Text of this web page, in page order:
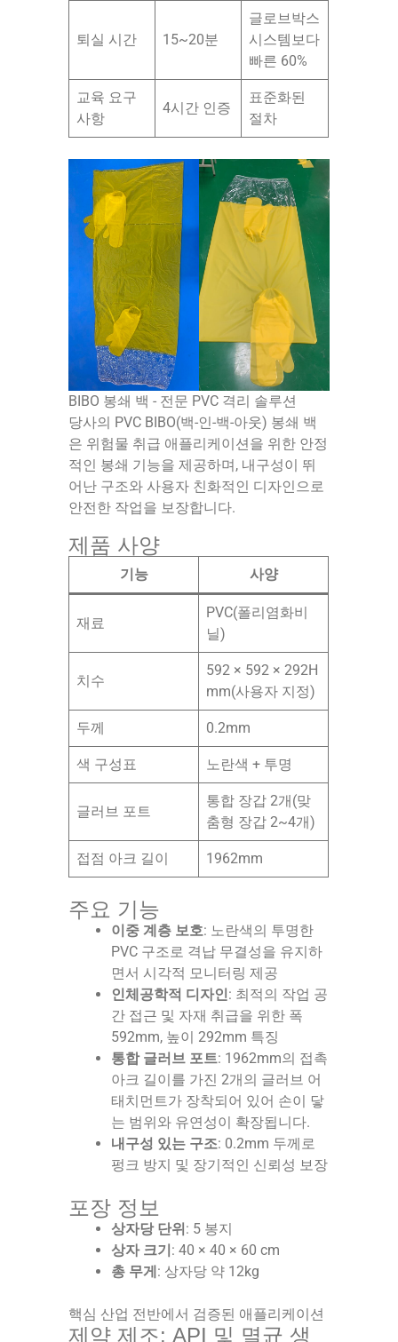
퇴실 시간 15~20분
글로브박스
시스템보다
빠른 60%
교육 요구
사항
4시간 인증
표준화된
절차
BIBO 봉쇄 백 - 전문 PVC 격리 솔루션
당사의 PVC BIBO(백-인-백-아웃) 봉쇄 백
은 위험물 취급 애플리케이션을 위한 안정
적인 봉쇄 기능을 제공하며, 내구성이 뛰
어난 구조와 사용자 친화적인 디자인으로
안전한 작업을 보장합니다.
제품 사양
기능 사양
재료
PVC(폴리염화비
닐)
치수
592 × 592 × 292H
mm(사용자 지정)
두께 0.2mm
색 구성표 노란색 + 투명
글러브 포트
통합 장갑 2개(맞
춤형 장갑 2~4개)
접점 아크 길이 1962mm
주요 기능
이중 계층 보호: 노란색의 투명한
PVC 구조로 격납 무결성을 유지하
면서 시각적 모니터링 제공
인체공학적 디자인: 최적의 작업 공
간 접근 및 자재 취급을 위한 폭
592mm, 높이 292mm 특징
통합 글러브 포트: 1962mm의 접촉
아크 길이를 가진 2개의 글러브 어
태치먼트가 장착되어 있어 손이 닿
는 범위와 유연성이 확장됩니다.
내구성 있는 구조: 0.2mm 두께로
펑크 방지 및 장기적인 신뢰성 보장
포장 정보
상자당 단위 : 5 봉지
상자 크기 : 40 × 40 × 60 cm
총 무게 : 상자당 약 12kg
핵심 산업 전반에서 검증된 애플리케이션
제약 제조: API 및 멸균 생